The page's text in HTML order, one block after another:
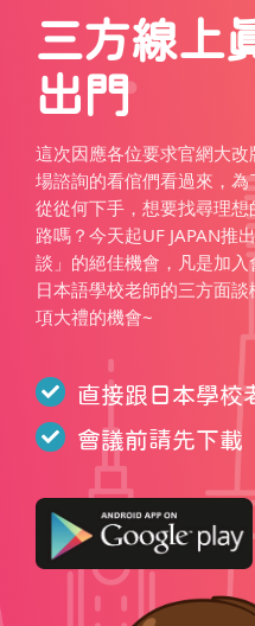
三方線上
出門
這次因應各位要求官網大
場諮詢的看倌們看過來，
從從何下手，想要找尋理
路嗎？今天起UF JAPAN推
談」的絕佳機會，凡是加入
日本語學校老師的三方面
項大禮的機會~
直接跟日本學校
會議前請先下載「